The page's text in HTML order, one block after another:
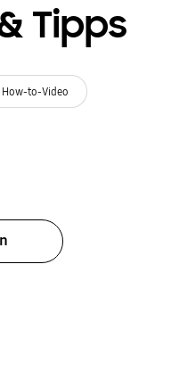
Tipps
How-to-Video